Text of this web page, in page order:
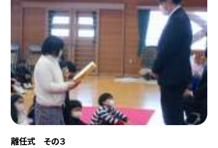
離任式 その３